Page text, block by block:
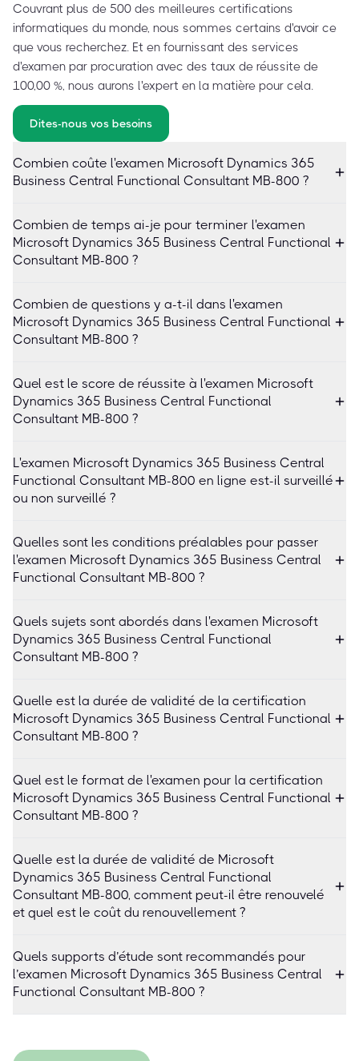
Couvrant plus de 500 des meilleures certifications
informatiques du monde, nous sommes certains d'avoir ce
que vous recherchez. Et en fournissant des services
d'examen par procuration avec des taux de réussite de
100,00 %, nous aurons l'expert en la matière pour cela.
Dites-nous vos besoins
Combien coûte l'examen Microsoft Dynamics 365
Business Central Functional Consultant MB-800 ?
Combien de temps ai-je pour terminer l'examen
Microsoft Dynamics 365 Business Central Functional
Consultant MB-800 ?
Combien de questions y a-t-il dans l'examen
Microsoft Dynamics 365 Business Central Functional
Consultant MB-800 ?
Quel est le score de réussite à l'examen Microsoft
Dynamics 365 Business Central Functional
Consultant MB-800 ?
L'examen Microsoft Dynamics 365 Business Central
Functional Consultant MB-800 en ligne est-il surveillé
ou non surveillé ?
Quelles sont les conditions préalables pour passer
l'examen Microsoft Dynamics 365 Business Central
Functional Consultant MB-800 ?
Quels sujets sont abordés dans l'examen Microsoft
Dynamics 365 Business Central Functional
Consultant MB-800 ?
Quelle est la durée de validité de la certification
Microsoft Dynamics 365 Business Central Functional
Consultant MB-800 ?
Quel est le format de l'examen pour la certification
Microsoft Dynamics 365 Business Central Functional
Consultant MB-800 ?
Quelle est la durée de validité de Microsoft
Dynamics 365 Business Central Functional
Consultant MB-800, comment peut-il être renouvelé
et quel est le coût du renouvellement ?
Quels supports d’étude sont recommandés pour
l’examen Microsoft Dynamics 365 Business Central
Functional Consultant MB-800 ?